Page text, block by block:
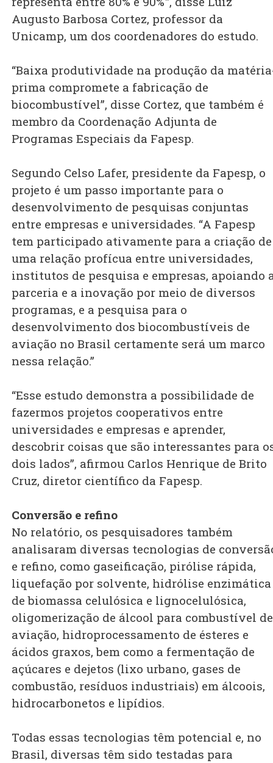
Augusto Barbosa Cortez, professor da
Unicamp, um dos coordenadores do estudo.
“Baixa produtividade na produção da
prima compromete a fabricação de
biocombustível”, disse Cortez, que também é
membro da Coordenação Adjunta de
Programas Especiais da Fapesp.
Segundo Celso Lafer, presidente da Fapesp, o
projeto é um passo importante para o
desenvolvimento de pesquisas conjuntas
entre empresas e universidades. “A Fapesp
tem participado ativamente para a criação de
uma relação profícua entre universidades,
institutos de pesquisa e empresas, apoiando
parceria e a inovação por meio de diversos
programas, e a pesquisa para o
desenvolvimento dos biocombustíveis de
aviação no Brasil certamente será um marco
nessa relação.”
“Esse estudo demonstra a possibilidade de
fazermos projetos cooperativos entre
universidades e empresas e aprender,
descobrir coisas que são interessantes para
dois lados”, afirmou Carlos Henrique de Brito
Cruz, diretor científico da Fapesp.
Conversão e refino
No relatório, os pesquisadores também
analisaram diversas tecnologias de
e refino, como gaseificação, pirólise rápida,
liquefação por solvente, hidrólise enzimática
de biomassa celulósica e lignocelulósica,
oligomerização de álcool para combustível de
aviação, hidroprocessamento de ésteres e
ácidos graxos, bem como a fermentação de
açúcares e dejetos (lixo urbano, gases de
combustão, resíduos industriais) em álcoois,
hidrocarbonetos e lipídios.
Todas essas tecnologias têm potencial e, no
Brasil, diversas têm sido testadas para